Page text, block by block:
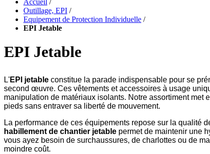
Accueil /
Outillage, EPI /
Equipement de Protection Individuelle /
EPI Jetable
EPI Jetable
L'EPI jetable constitue la parade indispensable pour se
second œuvre. Ces vêtements et accessoires à usage
manipulation de matériaux isolants. Notre assortiment met
pieds sans entraver sa liberté de mouvement.
La performance de ces équipements repose sur la qualité
habillement de chantier jetable permet de maintenir une
vous ayez besoin de surchaussures, de charlottes ou de
moindre coût.